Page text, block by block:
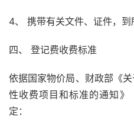
4、 携带有关文件、证件，到
四、 登记费收费标准
依据国家物价局、财政部《
性收费项目和标准的通知
定：